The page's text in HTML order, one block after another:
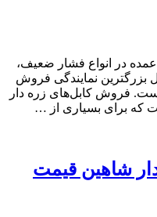
در انواع فشار ضعیف،
آراد کابل بزرگترین نمایندگی فروش
فروش کابل‌های زره دار
که برای بسیاری از …
شاهین قیمت